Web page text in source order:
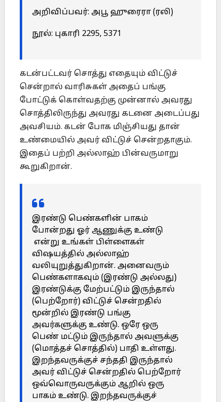
அறிவிப்பவர்: அபூ ஹுரைரா (ரலி)
நூல்: புகாரி 2295, 5371
கடன்பட்டவர் சொத்து எதையும் விட்டுச்
சென்றால் வாரிசுகள் அதைப் பங்கு
போட்டுக் கொள்வதற்கு முன்னால் அவரது
சொத்திலிருந்து அவரது கடனை அடைப்பது
அவசியம். கடன் போக மிஞ்சியது தான்
உண்மையில் அவர் விட்டுச் சென்றதாகும்.
இதைப் பற்றி அல்லாஹ் பின்வருமாறு
கூறுகிறான்.
இரண்டு பெண்களின் பாகம்
போன்றது ஓர் ஆணுக்கு உண்டு
என்று உங்கள் பிள்ளைகள்
விஷயத்தில் அல்லாஹ்
வலியுறுத்துகிறான். அனைவரும்
பெண்களாகவும் (இரண்டு அல்லது)
இரண்டுக்கு மேற்பட்டும் இருந்தால்
(பெற்றோர்) விட்டுச் சென்றதில்
மூன்றில் இரண்டு பங்கு
அவர்களுக்கு உண்டு. ஒரே ஒரு
பெண் மட்டும் இருந்தால் அவளுக்கு
(மொத்தச் சொத்தில்) பாதி உள்ளது.
இறந்தவருக்குச் சந்ததி இருந்தால்
அவர் விட்டுச் சென்றதில் பெற்றோர்
ஒவ்வொருவருக்கும் ஆறில் ஒரு
பாகம் உண்டு. இறந்தவருக்குச்